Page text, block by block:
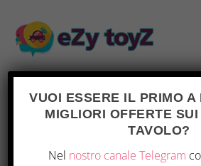
Home/ Prodotto
VUOI ESSERE IL PRIMO A
MIGLIORI OFFERTE
TAVOLO?
Nel nostro canale Telegram